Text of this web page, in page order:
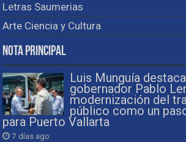
Letras Saumerias
Arte Ciencia y Cultura
Nota Principal
Luis Munguía
gobernador Pablo
modernización del
público como un
para Puerto Vallarta
7 días ago